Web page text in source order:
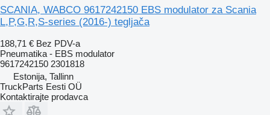
SCANIA, WABCO 9617242150 EBS modulator za Scania
L,P,G,R,S-series (2016-) tegljača
188,71 € Bez PDV-a
Pneumatika - EBS modulator
9617242150 2301818
Estonija, Tallinn
TruckParts Eesti OÜ
Kontaktirajte prodavca